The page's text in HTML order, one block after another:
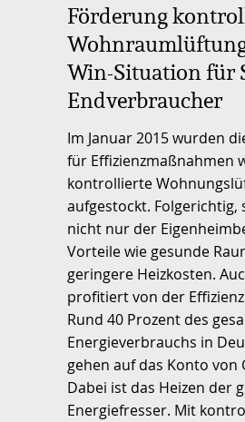
Förderung
Win-Situation für
Endverbraucher
Im Januar 2015 wurden
für Effizienzmaßnahmen
kontrollierte
aufgestockt. Folgerichtig,
nicht nur der
Vorteile wie gesunde
geringere Heizkosten.
profitiert von der
Rund 40 Prozent des
Energieverbrauchs in
gehen auf das Konto von
Dabei ist das Heizen der
Energiefresser. Mit